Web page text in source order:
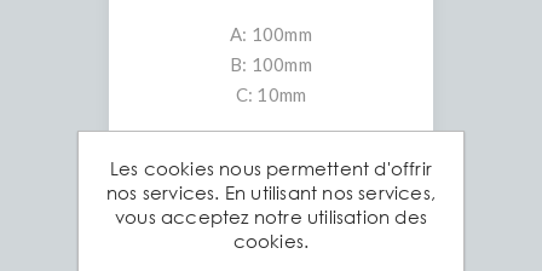
A: 100mm
B: 100mm
C: 10mm
ou barre d’angle est un
profil en acier en forme de «
L » dont les deux ailes ont
Les cookies nous permettent d'offrir
nos services. En utilisant nos services,
vous acceptez notre utilisation des
cookies.